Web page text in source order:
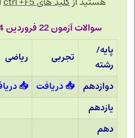
سوالات آزمون 22 فروردین 1404 قلم چی:
پایه/
رشته
تجربی ریاضی
دوازدهم 📥دریافت 📥
یازدهم
دهم